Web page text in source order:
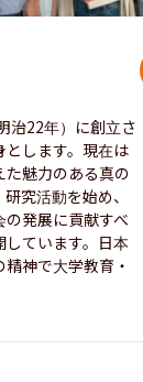
治22年）に創立さ
とします。現在は
た魅力のある真の
究活動を始め、
発展に貢献すべ
しています。日本
神で大学教育・